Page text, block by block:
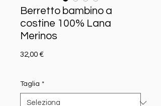
Berretto bambino a
costine 100% Lana
Merinos
32,00 €Prezzo
Taglia *